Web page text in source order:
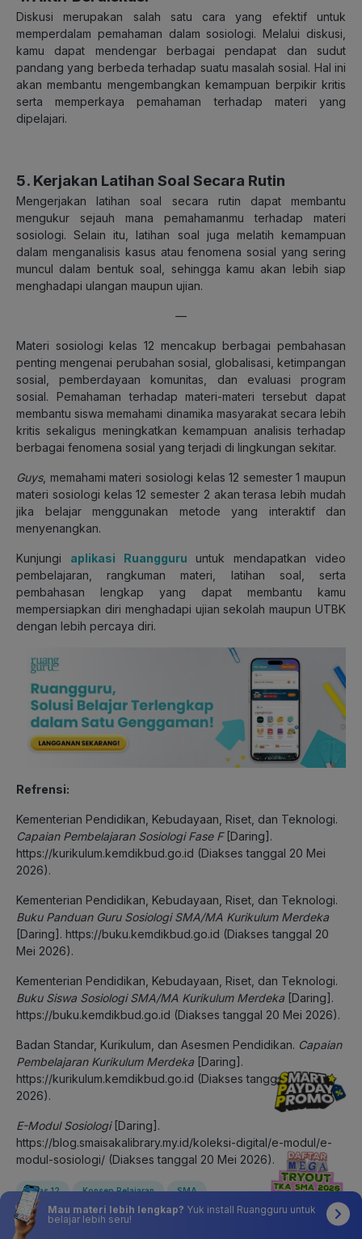
Diskusi merupakan salah satu cara yang efektif untuk
memperdalam pemahaman dalam sosiologi. Melalui diskusi,
kamu dapat mendengar berbagai pendapat dan sudut
pandang yang berbeda terhadap suatu masalah sosial. Hal ini
akan membantu mengembangkan kemampuan berpikir kritis
serta memperkaya pemahaman terhadap materi yang
dipelajari.
5. Kerjakan Latihan Soal Secara Rutin
Mengerjakan latihan soal secara rutin dapat membantu
mengukur sejauh mana pemahamanmu terhadap materi
sosiologi. Selain itu, latihan soal juga melatih kemampuan
dalam menganalisis kasus atau fenomena sosial yang sering
muncul dalam bentuk soal, sehingga kamu akan lebih siap
menghadapi ulangan maupun ujian.
—
Materi sosiologi kelas 12 mencakup berbagai pembahasan
penting mengenai perubahan sosial, globalisasi, ketimpangan
sosial, pemberdayaan komunitas, dan evaluasi program
sosial. Pemahaman terhadap materi-materi tersebut dapat
membantu siswa memahami dinamika masyarakat secara lebih
kritis sekaligus meningkatkan kemampuan analisis terhadap
berbagai fenomena sosial yang terjadi di lingkungan sekitar.
Guys, memahami materi sosiologi kelas 12 semester 1 maupun
materi sosiologi kelas 12 semester 2 akan terasa lebih mudah
jika belajar menggunakan metode yang interaktif dan
menyenangkan.
Kunjungi aplikasi Ruangguru
untuk mendapatkan video
pembelajaran, rangkuman materi, latihan soal, serta
pembahasan lengkap yang dapat membantu kamu
mempersiapkan diri menghadapi ujian sekolah maupun UTBK
dengan lebih percaya diri.
Refrensi:
Kementerian Pendidikan, Kebudayaan, Riset, dan Teknologi.
Capaian Pembelajaran Sosiologi Fase F[Daring].
https://kurikulum.kemdikbud.go.id (Diakses tanggal 20 Mei
2026).
Kementerian Pendidikan, Kebudayaan, Riset, dan Teknologi.
Buku Panduan Guru Sosiologi SMA/MA Kurikulum Merdeka
[Daring]. https://buku.kemdikbud.go.id (Diakses tanggal 20
Mei 2026).
Kementerian Pendidikan, Kebudayaan, Riset, dan Teknologi.
Buku Siswa Sosiologi SMA/MA Kurikulum Merdeka [Daring].
https://buku.kemdikbud.go.id (Diakses tanggal 20 Mei 2026).
Badan Standar, Kurikulum, dan Asesmen Pendidikan. Capaian
Pembelajaran Kurikulum Merdeka [Daring].
https://kurikulum.kemdikbud.go.id (Diakses tanggal 20 Mei
2026).
E-Modul Sosiologi[Daring].
https://blog.smaisakalibrary.my.id/koleksi-digital/e-modul/e-
modul-sosiologi/ (Diakses tanggal 20 Mei 2026).
Kelas 12 Konsep Pelajaran SMA
Mau materi lebih lengkap? Yuk install Ruangguru untuk
belajar lebih seru!